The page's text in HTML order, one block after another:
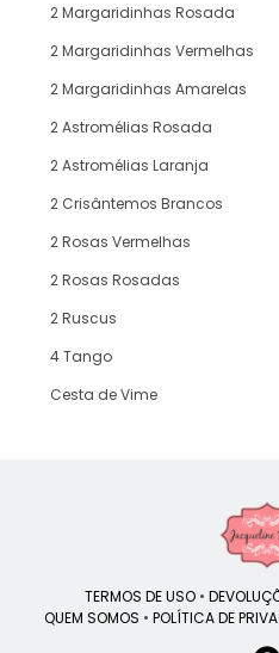
2 Margaridinhas Rosada
2 Margaridinhas Vermelhas
2 Margaridinhas Amarelas
2 Astromélias Rosada
2 Astromélias Laranja
2 Crisântemos Brancos
2 Rosas Vermelhas
2 Rosas Rosadas
2 Ruscus
4 Tango
Cesta de Vime
TERMOS DE USO •
QUEM SOMOS • POLÍTICA DE